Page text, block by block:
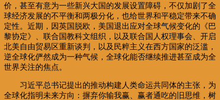
价，甚至有意为一些新兴大国的发展设置障碍，不仅加剧了全
球经济发展的不平衡和两极分化，也给世界和平稳定带来不确
定性。近期，因英国脱欧，美国退出应对全球气候变化的《巴
黎协定》、联合国教科文组织，以及联合国人权理事会、开启
北美自由贸易区重新谈判，以及民粹主义在西方国家的泛滥，
逆全球化俨然成为一种气候，全球化能否继续推进甚至成为全
世界关注的焦点。
习近平总书记提出的推动构建人类命运共同体的主张，为
全球化指明未来方向：摒弃你输我赢、赢者通吃的旧思维，树